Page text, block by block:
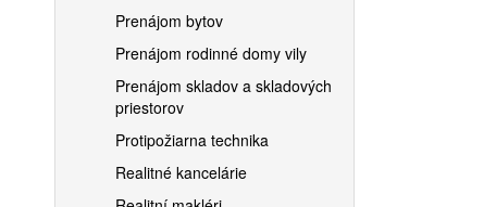
Prenájom bytov
Prenájom rodinné domy vily
Prenájom skladov a skladových
priestorov
Protipožiarna technika
Realitné kancelárie